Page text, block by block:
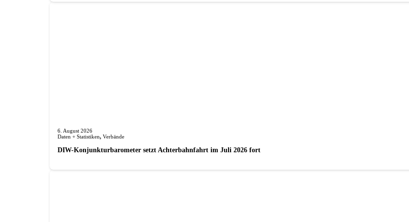
6. August 2026
Daten + Statistiken, Verbände
DIW-Konjunkturbarometer setzt Achterbahnfahrt im Juli 2026 fort